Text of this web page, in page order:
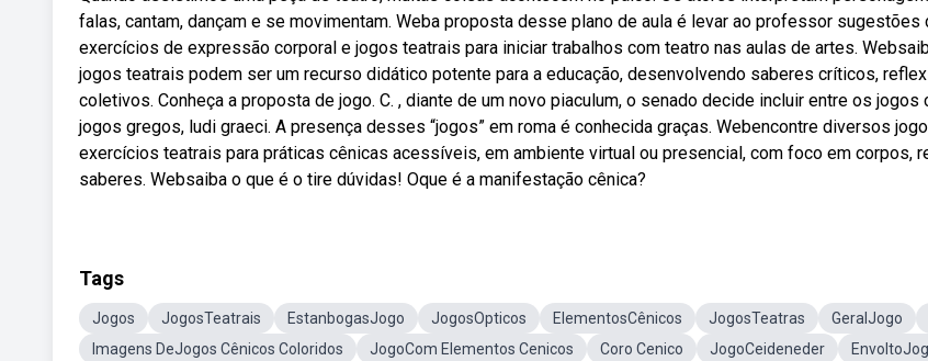
falas, cantam, dançam e se movimentam. Weba proposta desse plano de aula é levar ao professor sugestões
exercícios de expressão corporal e jogos teatrais para iniciar trabalhos com teatro nas aulas de artes.
jogos teatrais podem ser um recurso didático potente para a educação, desenvolvendo saberes críticos,
coletivos. Conheça a proposta de jogo. C. , diante de um novo piaculum, o senado decide incluir entre os jogos
jogos gregos, ludi graeci. A presença desses “jogos” em roma é conhecida graças. Webencontre diversos
exercícios teatrais para práticas cênicas acessíveis, em ambiente virtual ou presencial, com foco em corpos,
saberes. Websaiba o que é o tire dúvidas! Oque é a manifestação cênica?
Tags
Jogos JogosTeatrais EstanbogasJogo JogosOpticos ElementosCênicos JogosTeatras GeralJogo
Imagens DeJogos Cênicos Coloridos
JogoCom Elementos Cenicos Coro Cenico JogoCeideneder